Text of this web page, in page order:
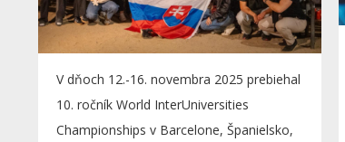
V dňoch 12.-16. novembra 2025 prebiehal
10. ročník World InterUniversities
Championships v Barcelone, Španielsko,